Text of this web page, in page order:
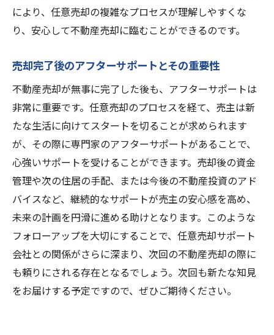
により、任意売却の複雑なプロセスが理解しやすくな
り、安心して不動産売却に臨むことができるのです。
売却完了後のアフターサポートとその重要性
不動産売却が無事に完了した後も、アフターサポートは
非常に重要です。任意売却のプロセスを経て、売主は新
たな生活に向けてスタートを切ることが求められます
が、その際に専門家のアフターサポートがあることで、
心強いサポートを受けることができます。売却後の資金
管理や次の住居の手配、または今後の不動産投資のアド
バイスなど、継続的なサポートが売主の安心感を高め、
未来の計画を円滑に進める助けとなります。このような
フォローアップを大切にすることで、任意売却サポート
会社との関係がさらに深まり、次回の不動産売却の際に
も頼りにされる存在となるでしょう。次回も新たな知見
をお届けする予定ですので、ぜひご期待ください。